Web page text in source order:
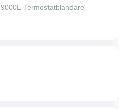
Termostatblandare